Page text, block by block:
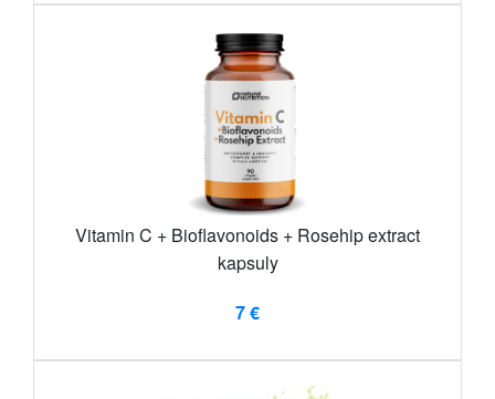
Vitamin C + Bioflavonoids + Rosehip extract
kapsuly
7 €